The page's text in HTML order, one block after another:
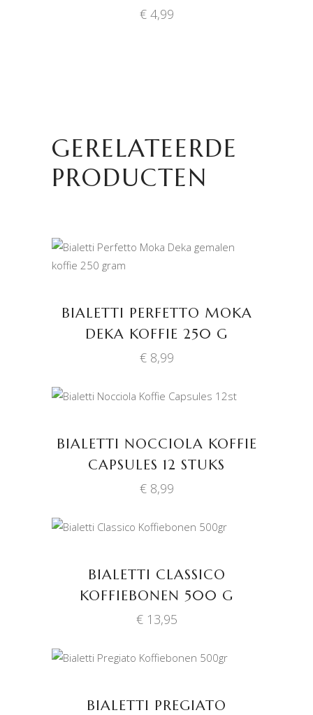
€4,99
GERELATEERDE
PRODUCTEN
WINKELWAGEN
BIALETTI PERFETTO MOKA
DEKA KOFFIE 250 G
€8,99
BIALETTI NOCCIOLA KOFFIE
CAPSULES 12 STUKS
€8,99
BIALETTI CLASSICO
KOFFIEBONEN 500 G
€13,95
BIALETTI PREGIATO